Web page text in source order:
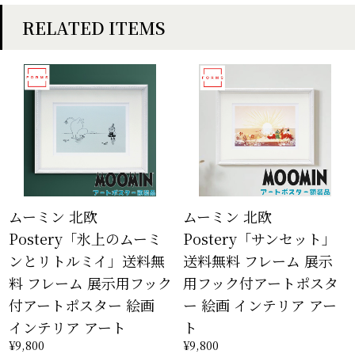
RELATED ITEMS
ムーミン 北欧
Postery「氷上のムーミ
ンとリトルミイ」送料無
料 フレーム 展示用フック
付アートポスター 絵画
インテリア アート
¥9,800
ムーミン 北欧
Postery「サンセット」
送料無料 フレーム 展示
用フック付アートポスタ
ー 絵画 インテリア アー
ト
¥9,800